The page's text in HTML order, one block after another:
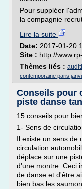
Pour suppléer
la compagnie
Lire la suite
Date: 2017-01-20
Site : http://
Thèmes liés :
contemporaine paris
Conseils pour
piste danse
15 conseils pour
1- Sens de
Il existe un sens de
circulation
déplace sur une
d'une montre. Ceci
de danse et d'être
bien bas les